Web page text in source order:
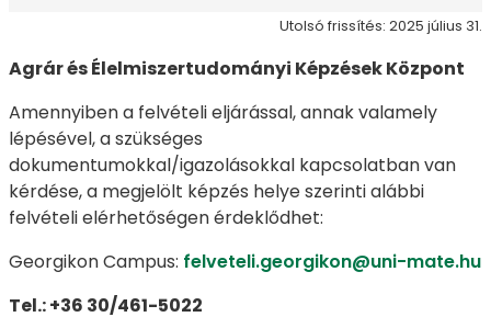
Utolsó frissítés: 2025 július 31.
Agrár és Élelmiszertudományi Képzések Központ
Amennyiben a felvételi eljárással, annak valamely
lépésével, a szükséges
dokumentumokkal/igazolásokkal kapcsolatban van
kérdése, a megjelölt képzés helye szerinti alábbi
felvételi elérhetőségen érdeklődhet:
Georgikon Campus: felveteli.georgikon@uni-mate.hu
Tel.: +36 30/461-5022